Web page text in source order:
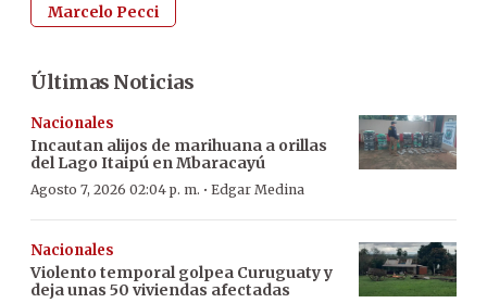
Marcelo Pecci
Últimas Noticias
Nacionales
Incautan alijos de marihuana a orillas
del Lago Itaipú en Mbaracayú
Agosto 7, 2026 02:04 p. m. · Edgar Medina
Nacionales
Violento temporal golpea Curuguaty y
deja unas 50 viviendas afectadas